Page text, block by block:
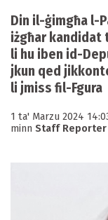
Din il-ġimgħa l-
iżgħar kandidat
li hu iben id-
jkun qed
li jmiss fil-Fgura
1 ta' Marzu 2024
minn Staff Reporter